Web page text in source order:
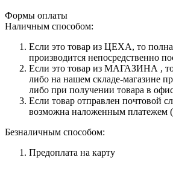
Формы оплаты
Наличным способом:
Если это товар из ЦЕХА, то
производится непосредственно
Если это товар из МАГАЗИНА , то
либо на нашем складе-магазине
либо при получении товара в
Если товар отправлен почтовой
возможна наложенным платежем
Безналичным способом:
Предоплата на карту